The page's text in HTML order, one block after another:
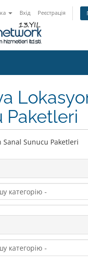
Вхід Реєстрація
Paketleri
Sanal Sunucu Paketleri